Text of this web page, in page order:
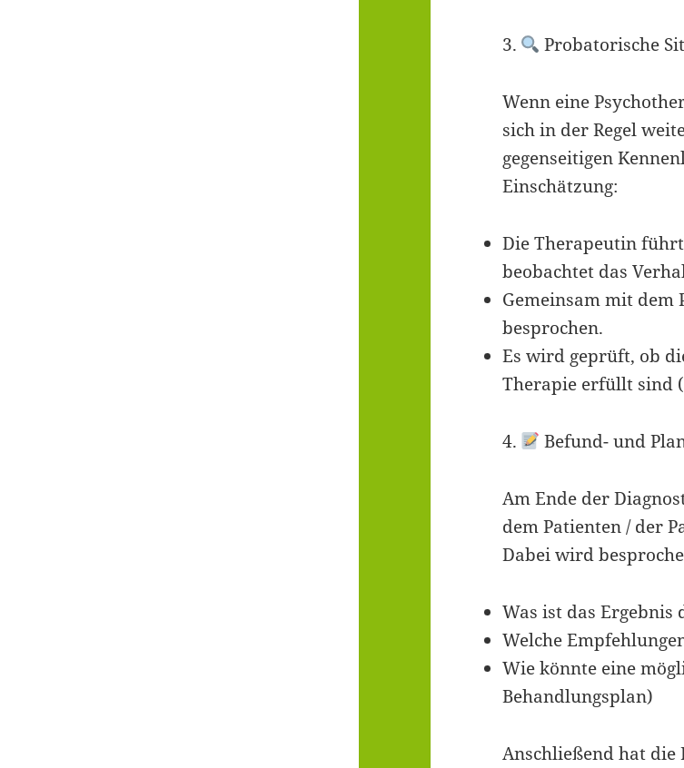
3. Probatorische
Wenn eine
sich in der Regel
gegenseitigen
Einschätzung:
Die Therapeutin
beobachtet das
Gemeinsam mit dem
besprochen.
Es wird geprüft, ob
Therapie erfüllt sind
4. Befund- und
Am Ende der
dem Patienten / der
Dabei wird
Was ist das Ergebnis
Welche
Wie könnte eine
Behandlungsplan)
Anschließend hat die